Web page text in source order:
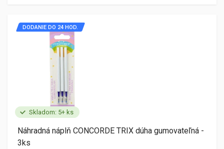
Skladom: 5+ ks
DODANIE DO 24 HOD.
Náhradná náplň CONCORDE TRIX dúha gumovateľná -
3ks